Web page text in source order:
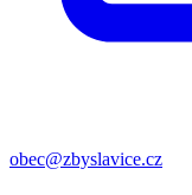
obec@zbyslavice.cz